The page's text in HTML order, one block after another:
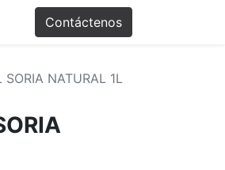
Contáctenos
SORIA NATURAL 1L